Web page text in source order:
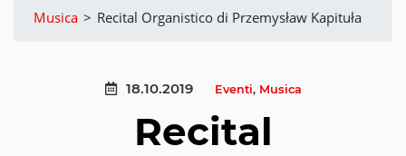
Musica > Recital Organistico di Przemysław Kapituła
18.10.2019 Eventi, Musica
Recital